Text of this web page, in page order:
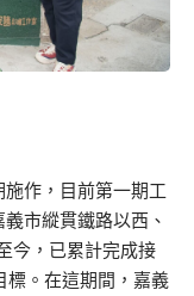
作，目前第一期工
市縱貫鐵路以西、
今，已累計完成接
標。在這期間，嘉義